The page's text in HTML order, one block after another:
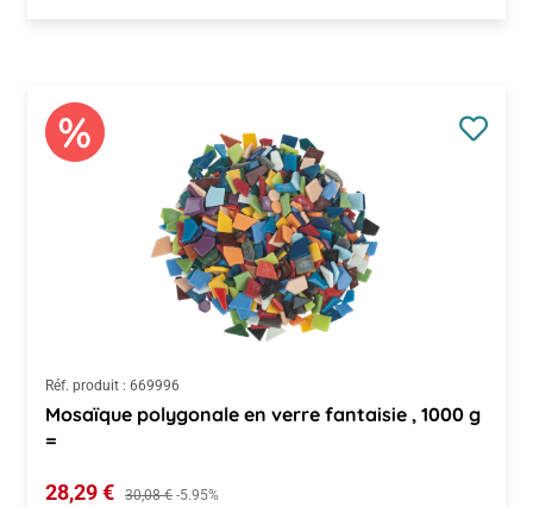
Réf. produit : 669996
Mosaïque polygonale en verre fantaisie , 1000 g
=
Prix de vente :
28,29 € Prix régulier :
30,08 € -5.95%